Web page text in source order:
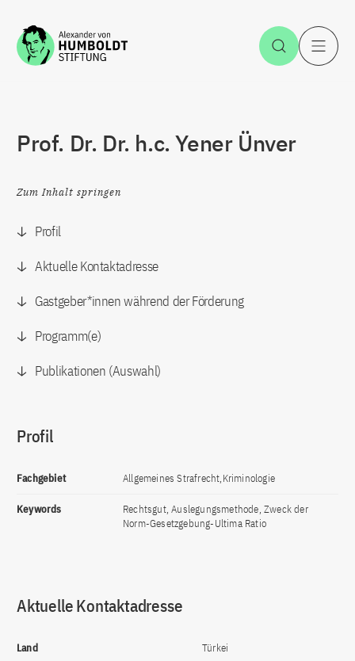
Zum Inhalt springen Suche
Prof. Dr. Dr. h.c. Yener Ünver
Zum Inhalt springen
Profil
Aktuelle Kontaktadresse
Gastgeber*innen während der Förderung
Programm(e)
Publikationen (Auswahl)
Profil
Fachgebiet Allgemeines Strafrecht,Kriminologie
Keywords
Rechtsgut, Auslegungsmethode, Zweck der
Norm-Gesetzgebung-Ultima Ratio
Aktuelle Kontaktadresse
Land Türkei